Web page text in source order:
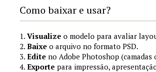
Como baixar e usar?
1. Visualize o modelo para avaliar
2. Baixe o arquivo no formato PSD.
3. Edite no Adobe Photoshop (camadas
4. Exporte para impressão,